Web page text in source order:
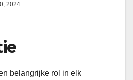
2024
belangrijke rol in elk